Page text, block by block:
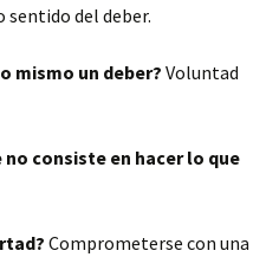
sentido del deber.
mismo un deber? Voluntad
no consiste en hacer lo que
Comprometerse con una